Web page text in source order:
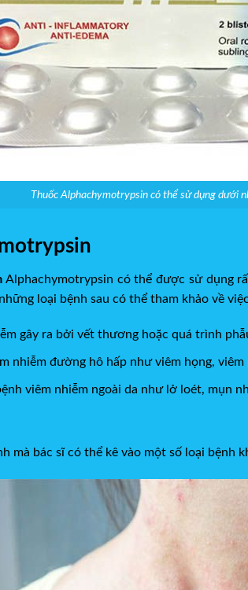
Thuốc Alphachymotrypsin có thể sử dụng dưới
Alphachymotrypsin có thể được sử dụng
loại bệnh sau có thể tham khảo về
gây ra bởi vết thương hoặc quá trình
nhiễm đường hô hấp như viêm họng, viêm
viêm nhiễm ngoài da như lở loét, mụn
mà bác sĩ có thể kê vào một số loại bệnh